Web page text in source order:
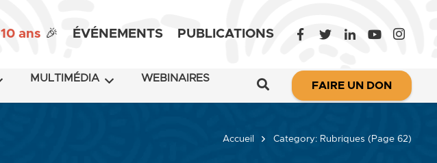
10 ans 🎉 ÉVÉNEMENTS PUBLICATIONS
MULTIMÉDIA WEBINAIRES
FAIRE UN DON
Accueil Category: Rubriques (Page 62)